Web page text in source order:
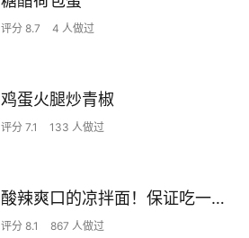
评分 8.7 4 人做过
鸡蛋火腿炒青椒
评分 7.1 133 人做过
酸辣爽口的凉拌面！保证吃一次就上瘾
评分 8.1 867 人做过